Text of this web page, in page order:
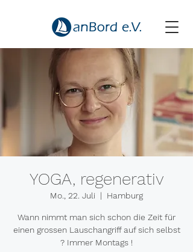
YOGA, regenerativ
Mo., 22. Juli
  |
Hamburg
Wann nimmt man sich schon die Zeit für
einen grossen Lauschangriff auf sich selbst
? Immer Montags !